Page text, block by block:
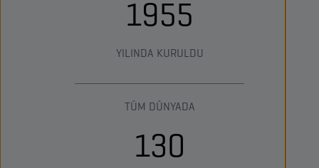
1955
YILINDA KURULDU
TÜM DÜNYADA
130